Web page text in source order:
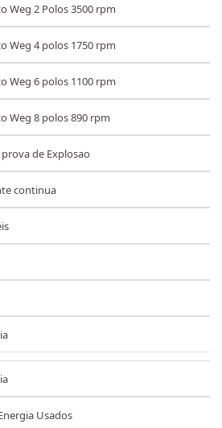
Weg 2 Polos 3500 rpm
Weg 4 polos 1750 rpm
Weg 6 polos 1100 rpm
Weg 8 polos 890 rpm
de Explosao
continua
Usados